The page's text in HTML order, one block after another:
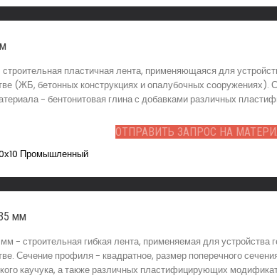
пластичная лента, применяющаяся для
(ЖБ, бетонных конструкциях и опалубочных
- бентонитовая глина с добавками различных
ОТПРАВИТЬ ЗАПРОС НА
мм
- строительная гибкая лента, применяемая для
Сечение профиля - квадратное, размер поперечного
каучука, а также различных пластифицирующих